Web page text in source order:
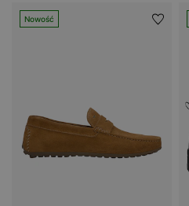
Nowość